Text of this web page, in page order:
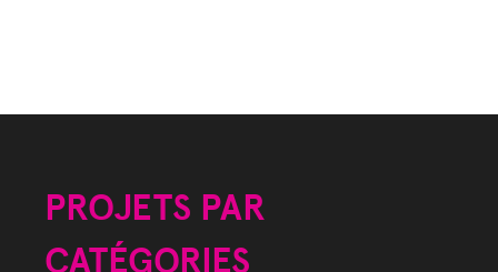
PROJETS PAR
CATÉGORIES